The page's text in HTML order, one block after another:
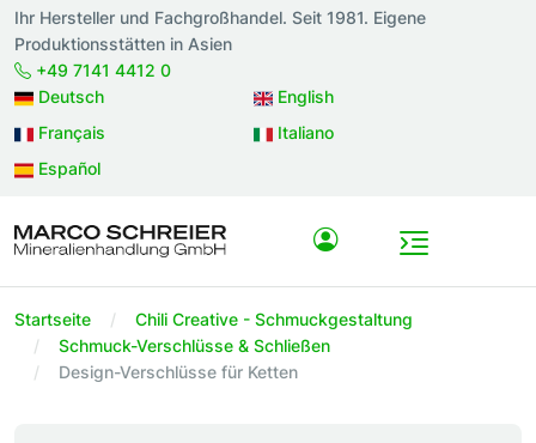
Ihr Hersteller und Fachgroßhandel. Seit 1981. Eigene
Produktionsstätten in Asien
+49 7141 4412 0
Deutsch
English
Français
Italiano
Español
Startseite
Chili Creative - Schmuckgestaltung
Schmuck-Verschlüsse & Schließen
Design-Verschlüsse für Ketten